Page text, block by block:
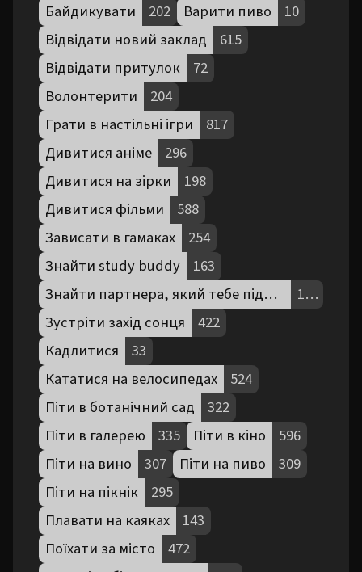
Байдикувати 202 Варити пиво
10
Відвідати новий заклад
615
Відвідати притулок
72
Волонтерити
204
Грати в настільні ігри
817
Дивитися аніме
296
Дивитися на зірки
198
Дивитися фільми
588
Зависати в гамаках
254
Знайти study buddy
163
Знайти партнера, який тебе підтримує
190
Зустріти захід сонця
422
Кадлитися
33
Кататися на велосипедах
524
Піти в ботанічний сад
322
Піти в галерею
335 Піти в кіно
596
Піти на вино
307 Піти на пиво
309
Піти на пікнік
295
Плавати на каяках
143
Поїхати за місто
472